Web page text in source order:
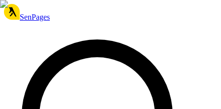
SenPages